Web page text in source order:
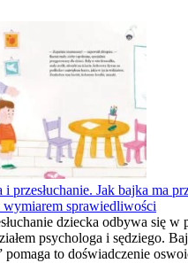
przesłuchanie. Jak bajka ma
wymiarem sprawiedliwości
dziecka odbywa się w
psychologa i sędziego.
pomaga to doświadczenie